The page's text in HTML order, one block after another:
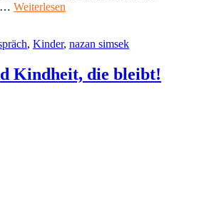
Weiterlesen
, Kinder, nazan simsek
Kindheit, die bleibt!